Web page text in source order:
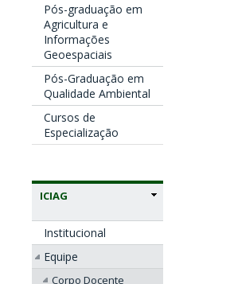
Pós-graduação em
Agricultura e
Informações
Geoespaciais
Pós-Graduação em
Qualidade Ambiental
Cursos de
Especialização
ICIAG
Institucional
Equipe
Corpo Docente